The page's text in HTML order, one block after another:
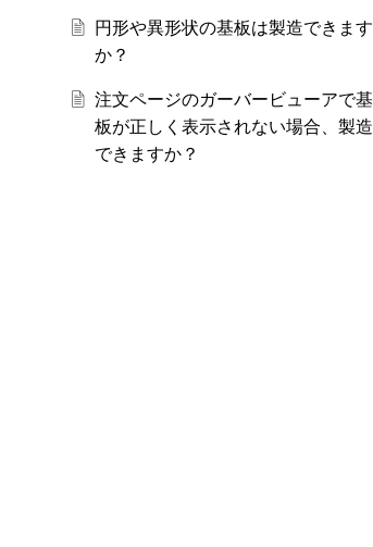
円形や異形状の基板は製造できます
か？
注文ページのガーバービューアで基
板が正しく表示されない場合、製造
できますか？